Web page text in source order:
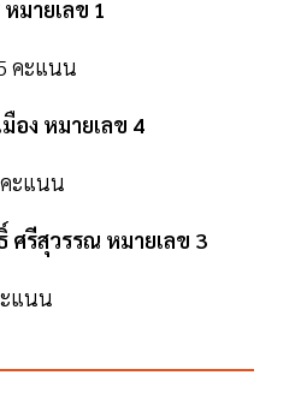
มายเลข 1
คะแนน
อง หมายเลข 4
ะแนน
ศรีสุวรรณ หมายเลข 3
แนน